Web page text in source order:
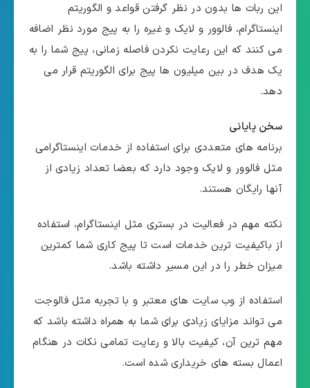
این ربات ها بدون در نظر گرفتن قواعد و الگوریتم
اینستاگرام، فالوور و لایک و غیره را به پیج مورد نظر اضافه
می کنند که این رعایت نکردن فاصله زمانی، پیج شما را به
یک هدف در بین میلیون ها پیج برای الگوریتم قرار می
دهد.
سخن پایانی
برنامه های متعددی برای استفاده از خدمات اینستاگرامی
مثل فالوور و لایک وجود دارد که بعضا تعداد زیادی از
آنها رایگان هستند.
نکته مهم در فعالیت در بستری مثل اینستاگرام، استفاده
از باکیفیت ترین خدمات است تا پیج کاری شما کمترین
میزان خطر را در این مسیر داشته باشد.
استفاده از وب سایت های معتبر و با تجربه مثل فالوجت
می تواند مزایای زیادی برای شما به همراه داشته باشد که
مهم ترین آن، کیفیت بالا و رعایت تمامی نکات در هنگام
اعمال بسته های خریداری شده است.